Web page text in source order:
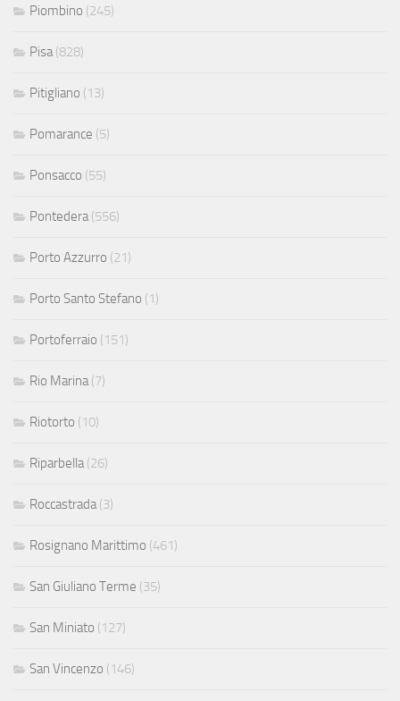
Piombino (245)
Pisa (828)
Pitigliano (13)
Pomarance (5)
Ponsacco (55)
Pontedera (556)
Porto Azzurro (21)
Porto Santo Stefano (1)
Portoferraio (151)
Rio Marina (7)
Riotorto (10)
Riparbella (26)
Roccastrada (3)
Rosignano Marittimo (461)
San Giuliano Terme (35)
San Miniato (127)
San Vincenzo (146)